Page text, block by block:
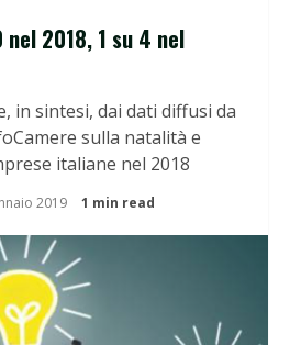
2018, 1 su 4 nel
in sintesi, dai dati diffusi da
sulla natalità e
italiane nel 2018
2019 1 min read